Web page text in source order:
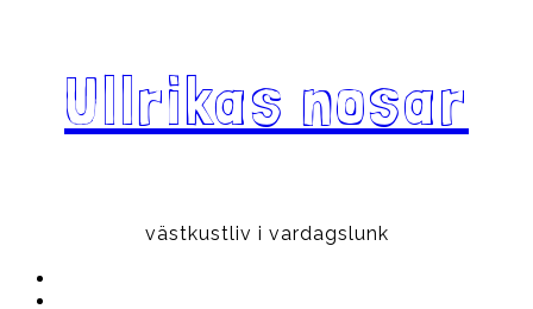
Ullrikas nosar
västkustliv i vardagslunk